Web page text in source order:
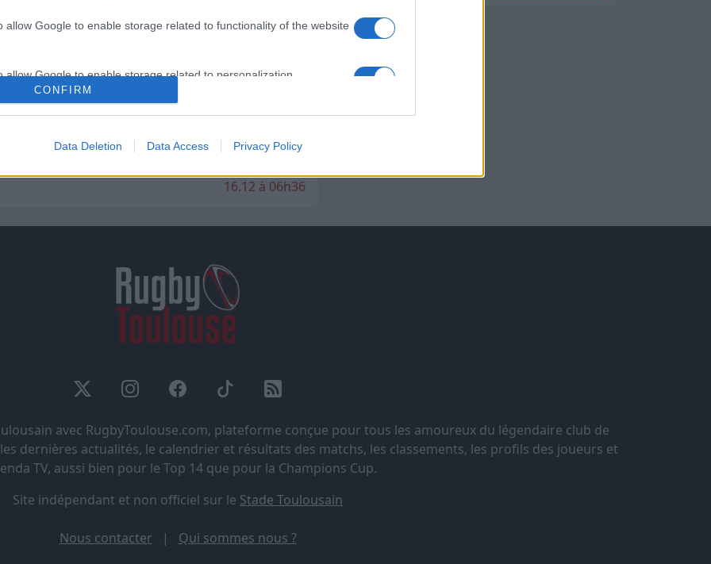
allow Google to enable storage related to functionality of the website
allow Google to enable storage related to personalization.
allow Google to enable storage related to security, including
CONFIRM
Data Deletion Data Access Privacy Policy
de Guillaume Cramont sur la forte
nouvelles avant la rencontre face à
Dupont et Guillaume Cramont
Toulousain à Exeter
16.12 à 06h36
avec RugbyToulouse.com, plateforme conçue pour tous les amoureux du légendaire club de
dernières actualités, le calendrier et résultats des matchs, les classements, les profils des joueurs et
TV, aussi bien pour le Top 14 que pour la Champions Cup.
Site indépendant et non officiel sur le Stade Toulousain
Nous contacter | Qui sommes nous ?